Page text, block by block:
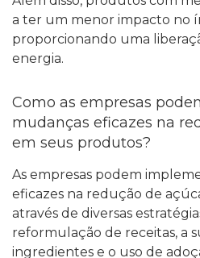
a ter um menor impacto no
proporcionando uma
energia.
Como as empresas
mudanças eficazes na
em seus produtos?
As empresas podem
eficazes na redução de
através de diversas
reformulação de receitas, a
ingredientes e o uso de